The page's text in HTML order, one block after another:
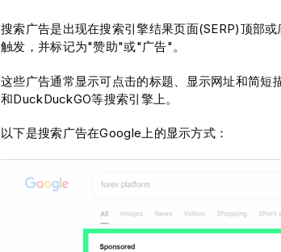
搜索广告是出现在搜索引擎结果页面(SERP)顶部
触发，并标记为"赞助"或"广告"。
这些广告通常显示可点击的标题、显示网址和简
和DuckDuckGO等搜索引擎上。
以下是搜索广告在Google上的显示方式：